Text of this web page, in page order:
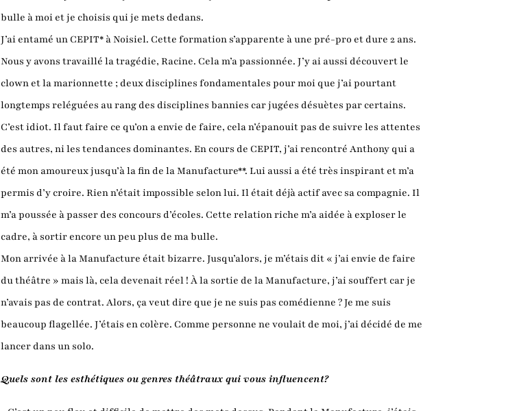
bulle à moi et je choisis qui je mets dedans.
J’ai entamé un CEPIT* à Noisiel. Cette formation s’apparente à une pré-pro et dure 2 ans.
Nous y avons travaillé la tragédie, Racine. Cela m’a passionnée. J’y ai aussi découvert le
clown et la marionnette ; deux disciplines fondamentales pour moi que j’ai pourtant
longtemps reléguées au rang des disciplines bannies car jugées désuètes par certains.
C’est idiot. Il faut faire ce qu’on a envie de faire, cela n’épanouit pas de suivre les attentes
des autres, ni les tendances dominantes. En cours de CEPIT, j’ai rencontré Anthony qui a
été mon amoureux jusqu’à la fin de la Manufacture**. Lui aussi a été très inspirant et m’a
permis d’y croire. Rien n’était impossible selon lui. Il était déjà actif avec sa compagnie. Il
m’a poussée à passer des concours d’écoles. Cette relation riche m’a aidée à exploser le
cadre, à sortir encore un peu plus de ma bulle.
Mon arrivée à la Manufacture était bizarre. Jusqu’alors, je m’étais dit « j’ai envie de faire
du théâtre » mais là, cela devenait réel ! À la sortie de la Manufacture, j’ai souffert car je
n’avais pas de contrat. Alors, ça veut dire que je ne suis pas comédienne ? Je me suis
beaucoup flagellée. J’étais en colère. Comme personne ne voulait de moi, j’ai décidé de me
lancer dans un solo.
Quels sont les esthétiques ou genres théâtraux qui vous influencent?